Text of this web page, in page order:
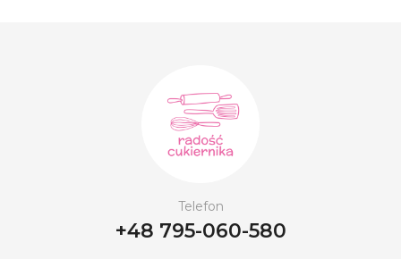
Telefon
+48 795-060-580